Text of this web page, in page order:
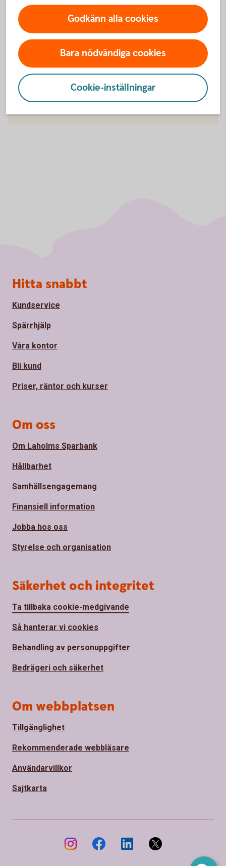
För att se detta innehåll behöver du först
godkänna cookies för Funktioner, prestanda
och statistik.
Inställningar för cookies
Godkänn alla cookies
Bara nödvändiga cookies
Cookie-inställningar
Sidfot
Hitta snabbt
Kundservice
Spärrhjälp
Våra kontor
Bli kund
Priser, räntor och kurser
Om oss
Om Laholms Sparbank
Hållbarhet
Samhällsengagemang
Finansiell information
Jobba hos oss
Styrelse och organisation
Säkerhet och integritet
Ta tillbaka cookie-medgivande
Så hanterar vi cookies
Behandling av personuppgifter
Bedrägeri och säkerhet
Om webbplatsen
Tillgänglighet
Rekommenderade webbläsare
Användarvillkor
Sajtkarta